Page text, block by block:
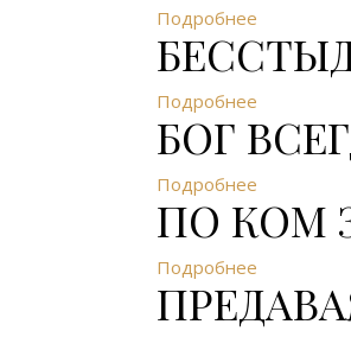
Подробнее
Подробнее
БОГ
Подробнее
ПО КОМ
Подробнее